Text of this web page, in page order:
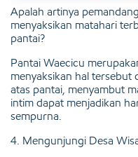
Apalah artinya
menyaksikan matahari
pantai?
Pantai Waecicu
menyaksikan hal tersebut
atas pantai, menyambut
intim dapat menjadikan
sempurna.
4. Mengunjungi Desa